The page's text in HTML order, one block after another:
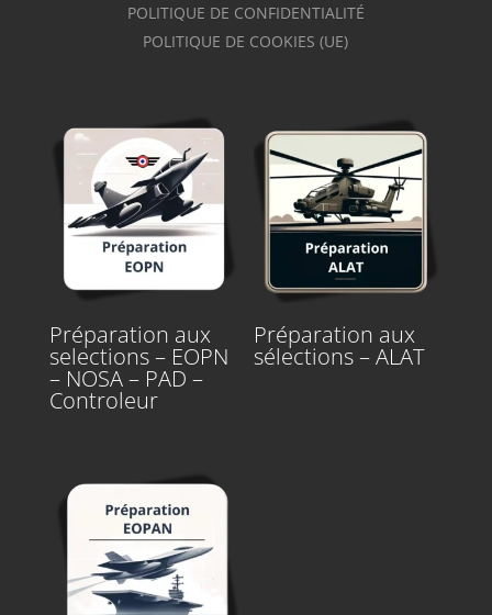
POLITIQUE DE CONFIDENTIALITÉ
POLITIQUE DE COOKIES (UE)
Préparation aux
selections – EOPN
– NOSA – PAD –
Controleur
Préparation aux
sélections – ALAT